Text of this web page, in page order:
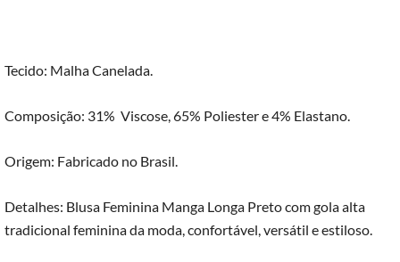
Tecido: Malha Canelada.
Composição: 31% Viscose, 65% Poliester e 4% Elastano.
Origem: Fabricado no Brasil.
Detalhes: Blusa Feminina Manga Longa Preto com gola alta
tradicional feminina da moda, confortável, versátil e estiloso.